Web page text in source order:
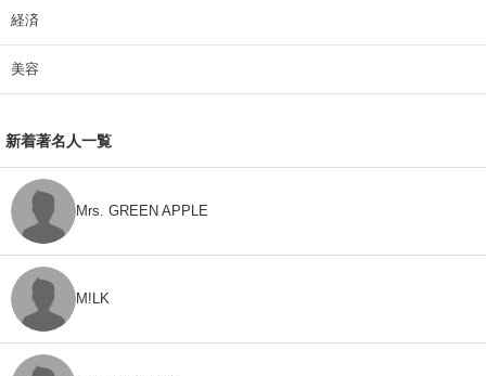
経済
美容
新着著名人一覧
Mrs. GREEN APPLE
M!LK